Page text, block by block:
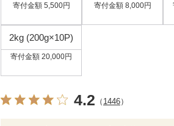
寄付金額 5,500円 寄付金額 8,000円
2kg (200g×10P)
寄付金額 20,000円
4.2 （ 1446）